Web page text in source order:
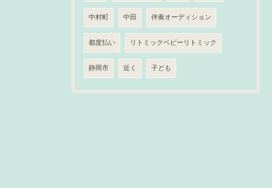
中村町 中田 伴奏オーディション
都度払い リトミックベビーリトミック
静岡市 近く 子ども